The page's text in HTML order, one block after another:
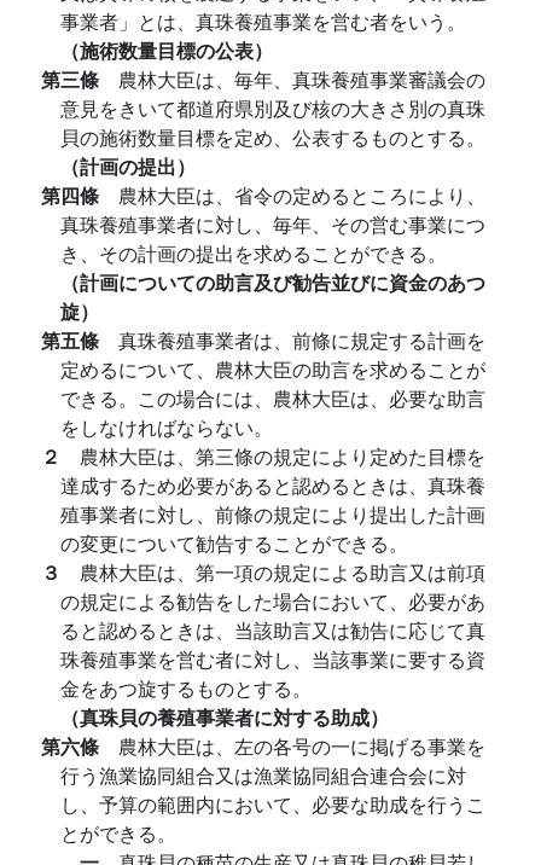
事業者」とは、真珠養殖事業を営む者をいう。
（施術数量目標の公表）
第三條 農林大臣は、毎年、真珠養殖事業審議会の
意見をきいて都道府県別及び核の大きさ別の真珠
貝の施術数量目標を定め、公表するものとする。
（計画の提出）
第四條 農林大臣は、省令の定めるところにより、
真珠養殖事業者に対し、毎年、その営む事業につ
き、その計画の提出を求めることができる。
（計画についての助言及び勧告並びに資金のあつ
旋）
第五條 真珠養殖事業者は、前條に規定する計画を
定めるについて、農林大臣の助言を求めることが
できる。この場合には、農林大臣は、必要な助言
をしなければならない。
２ 農林大臣は、第三條の規定により定めた目標を
達成するため必要があると認めるときは、真珠養
殖事業者に対し、前條の規定により提出した計画
の変更について勧告することができる。
３ 農林大臣は、第一項の規定による助言又は前項
の規定による勧告をした場合において、必要があ
ると認めるときは、当該助言又は勧告に応じて真
珠養殖事業を営む者に対し、当該事業に要する資
金をあつ旋するものとする。
（真珠貝の養殖事業者に対する助成）
第六條 農林大臣は、左の各号の一に掲げる事業を
行う漁業協同組合又は漁業協同組合連合会に対
し、予算の範囲内において、必要な助成を行うこ
とができる。